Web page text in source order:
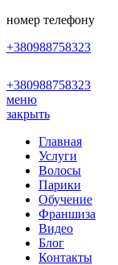
номер телефону
+380988758323
+380988758323
меню
закрыть
Главная
Услуги
Волосы
Парики
Обучение
Франшиза
Видео
Блог
Контакты